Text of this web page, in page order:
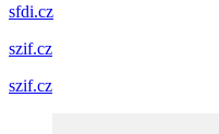
sfdi.cz
szif.cz
szif.cz